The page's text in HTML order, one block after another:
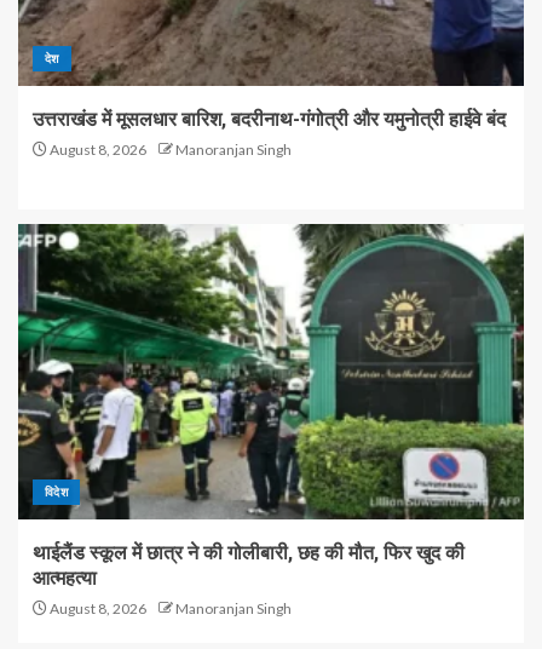
देश
उत्तराखंड में मूसलधार बारिश, बदरीनाथ-गंगोत्री और यमुनोत्री हाईवे बंद
August 8, 2026 Manoranjan Singh
विदेश
थाईलैंड स्कूल में छात्र ने की गोलीबारी, छह की मौत, फिर खुद की
आत्महत्या
August 8, 2026 Manoranjan Singh